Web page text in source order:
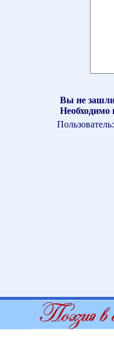
Вы не зашли
Необходимо
Пользователь: